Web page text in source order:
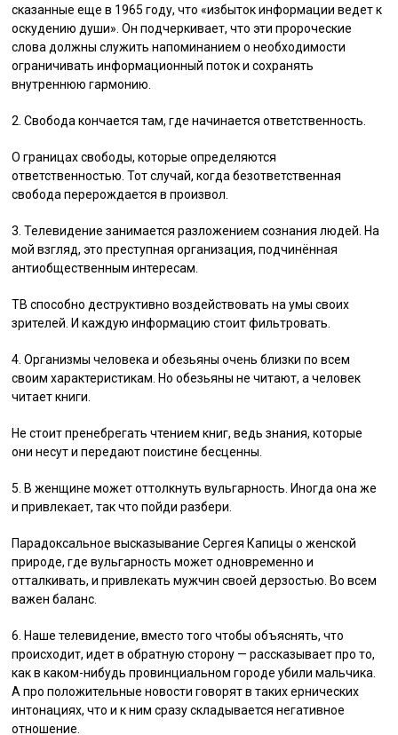
сказанные еще в 1965 году, что «избыток информации ведет к
оскудению души». Он подчеркивает, что эти пророческие
слова должны служить напоминанием о необходимости
ограничивать информационный поток и сохранять
внутреннюю гармонию.
2. Свобода кончается там, где начинается ответственность.
О границах свободы, которые определяются
ответственностью. Тот случай, когда безответственная
свобода перерождается в произвол.
3. Телевидение занимается разложением сознания людей. На
мой взгляд, это преступная организация, подчинённая
антиобщественным интересам.
ТВ способно деструктивно воздействовать на умы своих
зрителей. И каждую информацию стоит фильтровать.
4. Организмы человека и обезьяны очень близки по всем
своим характеристикам. Но обезьяны не читают, а человек
читает книги.
Не стоит пренебрегать чтением книг, ведь знания, которые
они несут и передают поистине бесценны.
5. В женщине может оттолкнуть вульгарность. Иногда она же
и привлекает, так что пойди разбери.
Парадоксальное высказывание Сергея Капицы о женской
природе, где вульгарность может одновременно и
отталкивать, и привлекать мужчин своей дерзостью. Во всем
важен баланс.
6. Наше телевидение, вместо того чтобы объяснять, что
происходит, идет в обратную сторону — рассказывает про то,
как в каком-нибудь провинциальном городе убили мальчика.
А про положительные новости говорят в таких ернических
интонациях, что и к ним сразу складывается негативное
отношение.